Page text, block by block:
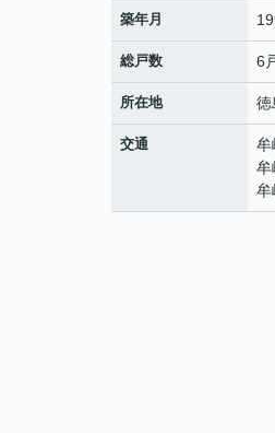
築年月
総戸数 6
所在地 徳
交通 牟
牟
牟